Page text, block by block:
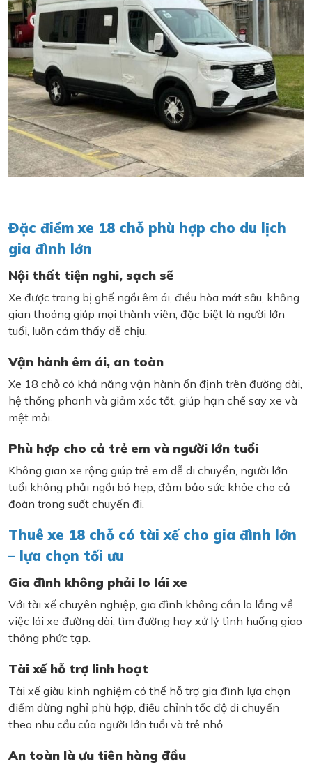
Đặc điểm xe 18 chỗ phù hợp cho du lịch
gia đình lớn
Nội thất tiện nghi, sạch sẽ
Xe được trang bị ghế ngồi êm ái, điều hòa mát sâu, không
gian thoáng giúp mọi thành viên, đặc biệt là người lớn
tuổi, luôn cảm thấy dễ chịu.
Vận hành êm ái, an toàn
Xe 18 chỗ có khả năng vận hành ổn định trên đường dài,
hệ thống phanh và giảm xóc tốt, giúp hạn chế say xe và
mệt mỏi.
Phù hợp cho cả trẻ em và người lớn tuổi
Không gian xe rộng giúp trẻ em dễ di chuyển, người lớn
tuổi không phải ngồi bó hẹp, đảm bảo sức khỏe cho cả
đoàn trong suốt chuyến đi.
Thuê xe 18 chỗ có tài xế cho gia đình lớn
– lựa chọn tối ưu
Gia đình không phải lo lái xe
Với tài xế chuyên nghiệp, gia đình không cần lo lắng về
việc lái xe đường dài, tìm đường hay xử lý tình huống giao
thông phức tạp.
Tài xế hỗ trợ linh hoạt
Tài xế giàu kinh nghiệm có thể hỗ trợ gia đình lựa chọn
điểm dừng nghỉ phù hợp, điều chỉnh tốc độ di chuyển
theo nhu cầu của người lớn tuổi và trẻ nhỏ.
An toàn là ưu tiên hàng đầu